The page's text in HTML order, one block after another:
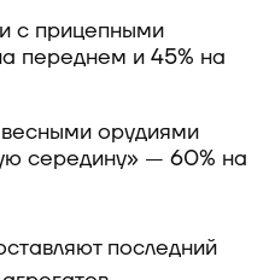
с прицепными
переднем и 45% на
орудиями
середину» — 60% на
последний